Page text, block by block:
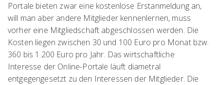
Portale bieten zwar eine kostenlose Erstanmeldung an,
will man aber andere Mitglieder kennenlernen, muss
vorher eine Mitgliedschaft abgeschlossen werden. Die
Kosten liegen zwischen 30 und 100 Euro pro Monat bzw.
360 bis 1.200 Euro pro Jahr. Das wirtschaftliche
Interesse der Online-Portale läuft diametral
entgegengesetzt zu den Interessen der Mitglieder. Die